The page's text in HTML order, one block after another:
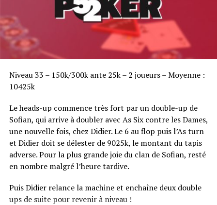
Niveau 33 – 150k/300k ante 25k – 2 joueurs – Moyenne :
10425k
Le heads-up commence très fort par un double-up de
Sofian, qui arrive à doubler avec As Six contre les Dames,
une nouvelle fois, chez Didier. Le 6 au flop puis l’As turn
et Didier doit se délester de 9025k, le montant du tapis
adverse. Pour la plus grande joie du clan de Sofian, resté
en nombre malgré l’heure tardive.
Puis Didier relance la machine et enchaîne deux double
ups de suite pour revenir à niveau !